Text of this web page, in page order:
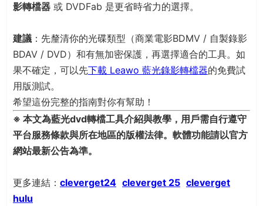
影轉檔器 或 DVDFab 是更省時省力的選擇。
建議 ：先釐清你的光碟類型（商業電影BDMV / 自製錄影
BDAV / DVD）和有無加密保護，再選擇適合的工具。如
果不確定，可以先下載 Leawo 藍光錄影轉檔器的免費試
用版測試。
希望這份完整的指南對你有幫助！
※ 本文為藍光dvd轉檔工具介紹與教學，用戶需自行遵守
平台服務條款與所在地區的版權法律。軟體功能請以官方
網站最新公告為準。
更多連結： cleverget24 cleverget 25 cleverget
hulu